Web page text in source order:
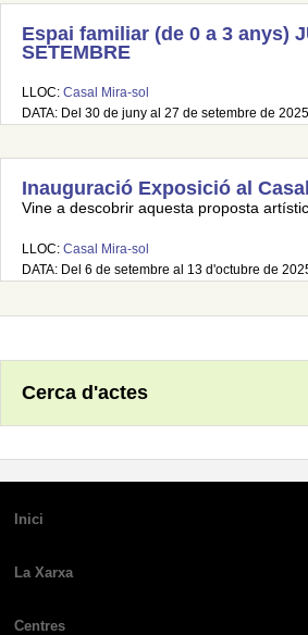
Espai familiar (de 0 a 3 anys)
SETEMBRE
LLOC: Casal Mira-sol
DATA: Del 30 de juny al 27 de setembre de 2025
Inauguració Exposició al
Vine a descobrir aquesta proposta
LLOC: Casal Mira-sol
DATA: Del 6 de setembre al 13 d'octubre de
Cerca d'actes
Inici
La Xarxa
Centres